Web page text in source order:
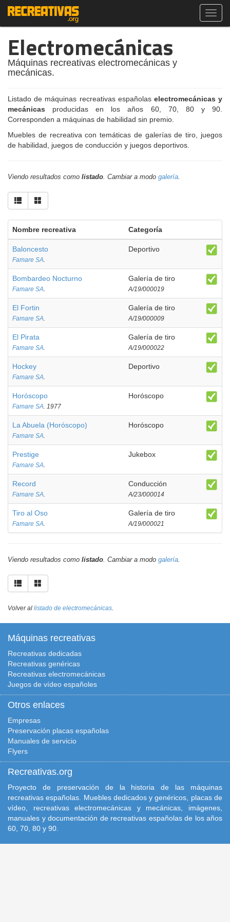
Electromecánicas
Máquinas recreativas electromecánicas y
mecánicas.
Listado de máquinas recreativas españolas electromecánicas y
mecánicas producidas en los años 60, 70, 80 y 90.
Corresponden a máquinas de habilidad sin premio.
Muebles de recreativa con temáticas de galerías de tiro, juegos
de habilidad, juegos de conducción y juegos deportivos.
Viendo resultados como listado. Cambiar a modo galería.
Nombre recreativa Categoría
Baloncesto
Famare SA.
Deportivo
Bombardeo Nocturno
Famare SA.
Galería de tiro
A/19/000019
El Fortin
Famare SA.
Galería de tiro
A/19/000009
El Pirata
Famare SA.
Galería de tiro
A/19/000022
Hockey
Famare SA.
Deportivo
Horóscopo
Famare SA. 1977
Horóscopo
La Abuela (Horóscopo)
Famare SA.
Horóscopo
Prestige
Famare SA.
Jukebox
Record
Famare SA.
Conducción
A/23/000014
Tiro al Oso
Famare SA.
Galería de tiro
A/19/000021
Viendo resultados como listado. Cambiar a modo galería.
Volver al listado de electromecánicas.
Máquinas recreativas
Recreativas dedicadas
Recreativas genéricas
Recreativas electromecánicas
Juegos de vídeo españoles
Otros enlaces
Empresas
Preservación placas españolas
Manuales de servicio
Flyers
Recreativas.org
Proyecto de preservación de la historia de las máquinas
recreativas españolas. Muebles dedicados y genéricos, placas de
vídeo, recreativas electromecánicas y mecánicas, imágenes,
manuales y documentación de recreativas españolas de los años
60, 70, 80 y 90.